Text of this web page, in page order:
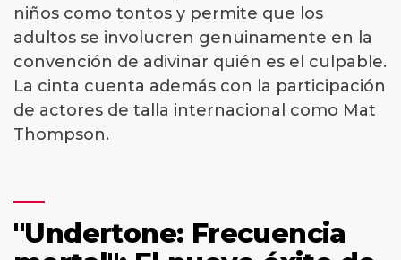
niños como tontos y permite que los
adultos se involucren genuinamente en la
convención de adivinar quién es el culpable.
La cinta cuenta además con la participación
de actores de talla internacional como Mat
Thompson.
"Undertone: Frecuencia